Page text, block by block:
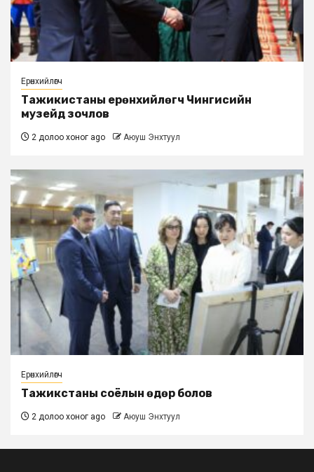
Ерөнхийлөгч
Тажикистаны ерөнхийлөгч Чингисийн
музейд зочлов
2 долоо хоног ago Аюуш Энхтуул
Ерөнхийлөгч
Тажикстаны соёлын өдөр болов
2 долоо хоног ago Аюуш Энхтуул